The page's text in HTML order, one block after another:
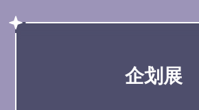
企划展